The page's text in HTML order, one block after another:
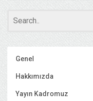
Genel
Hakkımızda
Yayın Kadromuz